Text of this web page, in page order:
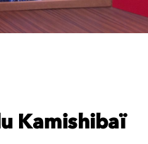
Kamishibaï